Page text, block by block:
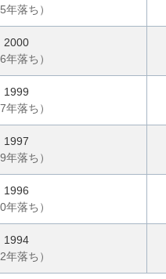
年落ち）
2000
年落ち）
1999
年落ち）
1997
年落ち）
1996
年落ち）
1994
年落ち）